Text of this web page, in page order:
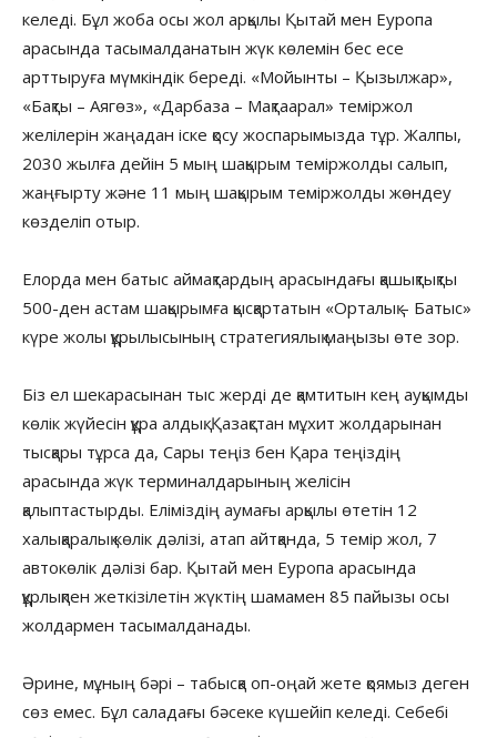
келеді. Бұл жоба осы жол арқылы Қытай мен Еуропа
арасында тасымалданатын жүк көлемін бес есе
арттыруға мүмкіндік береді. «Мойынты – Қызылжар»,
«Бақты – Аягөз», «Дарбаза – Мақтаарал» теміржол
желілерін жаңадан іске қосу жоспарымызда тұр. Жалпы,
2030 жылға дейін 5 мың шақырым теміржолды салып,
жаңғырту және 11 мың шақырым теміржолды жөндеу
көзделіп отыр.
Елорда мен батыс аймақтардың арасындағы қашықтықты
500-ден астам шақырымға қысқартатын «Орталық – Батыс»
күре жолы құрылысының стратегиялық маңызы өте зор.
Біз ел шекарасынан тыс жерді де қамтитын кең ауқымды
көлік жүйесін құра алдық. Қазақстан мұхит жолдарынан
тысқары тұрса да, Сары теңіз бен Қара теңіздің
арасында жүк терминалдарының желісін
қалыптастырды. Еліміздің аумағы арқылы өтетін 12
халықаралық көлік дәлізі, атап айтқанда, 5 темір жол, 7
автокөлік дәлізі бар. Қытай мен Еуропа арасында
құрлықпен жеткізілетін жүктің шамамен 85 пайызы осы
жолдармен тасымалданады.
Әрине, мұның бәрі – табысқа оп-оңай жете қоямыз деген
сөз емес. Бұл саладағы бәсеке күшейіп келеді. Себебі